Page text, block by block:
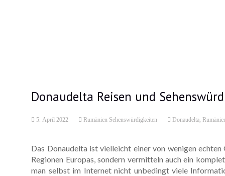
Donaudelta Reisen und
5. April 2022 Rumänien Sehenswürdigkeiten Donaudelta,
Das Donaudelta ist vielleicht einer von wenigen
Regionen Europas, sondern vermitteln auch ein
man selbst im Internet nicht unbedingt viele